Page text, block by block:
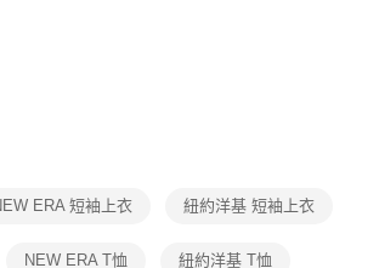
將收到繳費通知簡訊。
後14天內，點擊此簡訊中的連結，可透過四大超商／
元方式進行付款，方視為交易完成。
AFTEE先享後付 」之結帳頁面顯示為準，若有關於
需取消欲退款等相關疑問，請聯繫「AFTEE先享後付
netprotections.freshdesk.com/support/home
份有限公司提供之「AFTEE先享後付」服務完成之交
含以上)免運費
ERA 短袖上衣 紐約洋基 短袖上衣
NEW ERA T恤 紐約洋基 T恤